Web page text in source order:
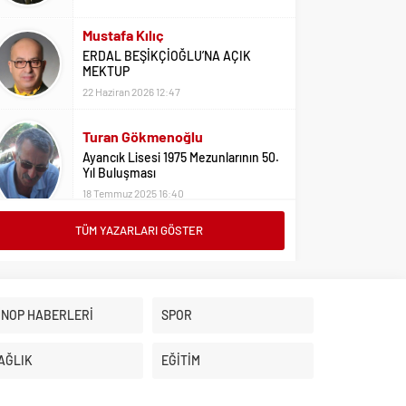
Mustafa Kılıç
ERDAL BEŞİKÇİOĞLU’NA AÇIK
MEKTUP
22 Haziran 2026 12:47
Turan Gökmenoğlu
Ayancık Lisesi 1975 Mezunlarının 50.
Yıl Buluşması
18 Temmuz 2025 16:40
Adil Yıldız
Üniversite Tercihleri İçin Öneriler
TÜM YAZARLARI GÖSTER
HABERLERİ SPOR
EĞİTİM